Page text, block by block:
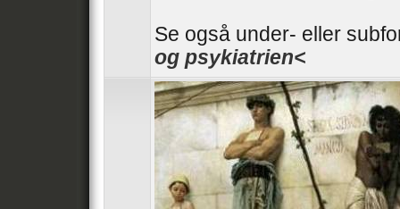
Se også under- eller
og psykiatrien<